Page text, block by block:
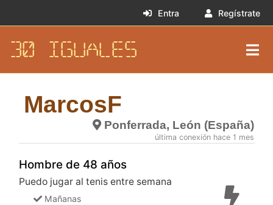
Entra Regístrate
30 IGUALES
MarcosF
Ponferrada, León (España)
última conexión hace 1 mes
Hombre de 48 años
Puedo jugar al tenis entre semana
Mañanas